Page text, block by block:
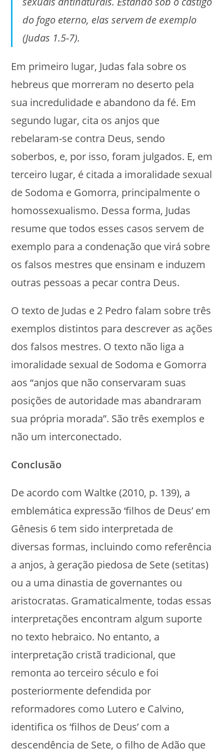
do fogo eterno, elas servem de exemplo
(Judas 1.5-7).
Em primeiro lugar, Judas fala sobre os
hebreus que morreram no deserto pela
sua incredulidade e abandono da fé. Em
segundo lugar, cita os anjos que
rebelaram-se contra Deus, sendo
soberbos, e, por isso, foram julgados. E, em
terceiro lugar, é citada a imoralidade sexual
de Sodoma e Gomorra, principalmente o
homossexualismo. Dessa forma, Judas
resume que todos esses casos servem de
exemplo para a condenação que virá sobre
os falsos mestres que ensinam e induzem
outras pessoas a pecar contra Deus.
O texto de Judas e 2 Pedro falam sobre três
exemplos distintos para descrever as ações
dos falsos mestres. O texto não liga a
imoralidade sexual de Sodoma e Gomorra
aos “anjos que não conservaram suas
posições de autoridade mas abandraram
sua própria morada”. São três exemplos e
não um interconectado.
Conclusão
De acordo com Waltke (2010, p. 139), a
emblemática expressão ‘filhos de Deus’ em
Gênesis 6 tem sido interpretada de
diversas formas, incluindo como referência
a anjos, à geração piedosa de Sete (setitas)
ou a uma dinastia de governantes ou
aristocratas. Gramaticalmente, todas essas
interpretações encontram algum suporte
no texto hebraico. No entanto, a
interpretação cristã tradicional, que
remonta ao terceiro século e foi
posteriormente defendida por
reformadores como Lutero e Calvino,
identifica os ‘filhos de Deus’ com a
descendência de Sete, o filho de Adão que